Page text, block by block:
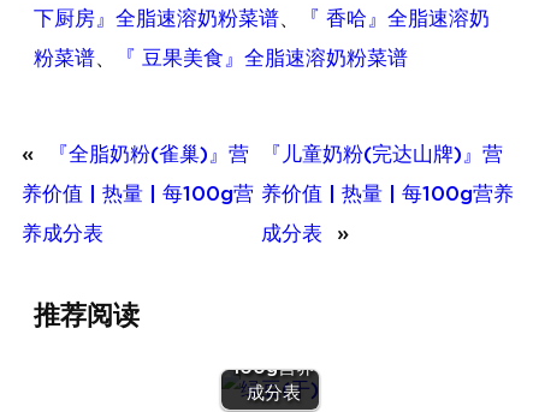
下厨房』全脂速溶奶粉菜谱、
『 香哈』全脂速溶奶
粉菜谱、 『 豆果美食』全脂速溶奶粉菜谱
«
『全脂奶粉(雀巢)』营
养价值 | 热量 | 每100g营
养成分表
『儿童奶粉(完达山牌)』营
养价值 | 热量 | 每100g营养
成分表
»
推荐阅读
100g营养
成分表
『蛋（鹌鹑
蛋）』营养价值 |